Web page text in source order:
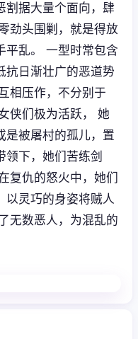
割据大量个面向，肆
劲头围剿，就是得放
平乱。 一型时常包含
抗日渐壮广的恶道势
相压作，不分别于
侠们极为活跃， 她
是被屠村的孤儿，置
领下，她们苦练剑
复仇的怒火中，她们
以灵巧的身姿将贼人
无数恶人，为混乱的